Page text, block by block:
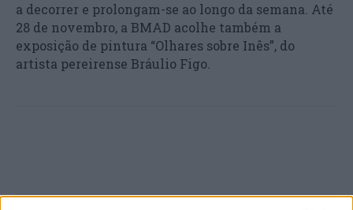
a decorrer e prolongam-se ao longo da semana. Até
28 de novembro, a BMAD acolhe também a
exposição de pintura “Olhares sobre Inês”, do
artista pereirense Bráulio Figo.